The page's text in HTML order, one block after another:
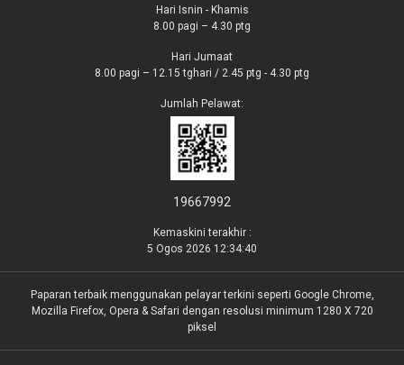
Hari Isnin - Khamis
8.00 pagi – 4.30 ptg
Hari Jumaat
8.00 pagi – 12.15 tghari / 2.45 ptg - 4.30 ptg
Jumlah Pelawat:
19667992
Kemaskini terakhir :
5 Ogos 2026 12:34:40
Paparan terbaik menggunakan pelayar terkini seperti Google Chrome,
Mozilla Firefox, Opera & Safari dengan resolusi minimum 1280 X 720
piksel